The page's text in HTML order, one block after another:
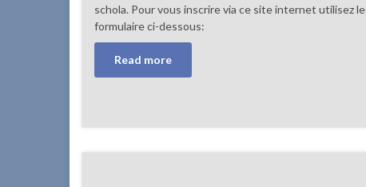
schola. Pour vous inscrire via ce site internet utilisez le
formulaire ci-dessous:
Read more